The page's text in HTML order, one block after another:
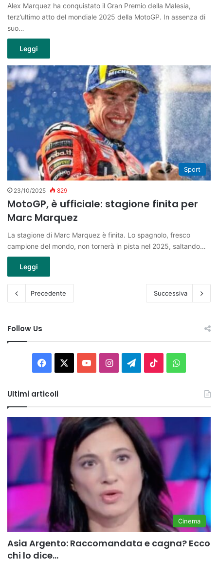
Alex Marquez ha conquistato il Gran Premio della Malesia,
terz’ultimo atto del mondiale 2025 della MotoGP. In assenza di
suo…
Leggi
Sport
23/10/2025 829
MotoGP, è ufficiale: stagione finita per
Marc Marquez
La stagione di Marc Marquez è finita. Lo spagnolo, fresco
campione del mondo, non tornerà in pista nel 2025, saltando…
Leggi
Precedente Successiva
Follow Us
Facebook You InstagramTelegram
TikTok
Ultimi articoli
Cinema
Asia Argento: Raccomandata e cagna? Ecco
chi lo dice…